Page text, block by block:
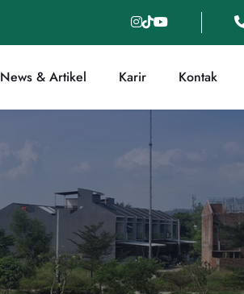
News & Artikel Karir Kontak